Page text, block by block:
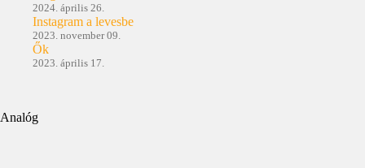
2024. április 26.
Instagram a levesbe
2023. november 09.
Ők
2023. április 17.
Analóg